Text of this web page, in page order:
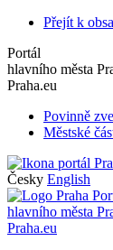
Přejít k
Portál
hlavního města
Praha.eu
Povinně
Městské
Česky English
hlavního města
Praha.eu